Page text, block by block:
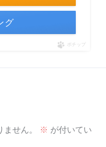
グ
ポチップ
せん。 ※ が付いてい